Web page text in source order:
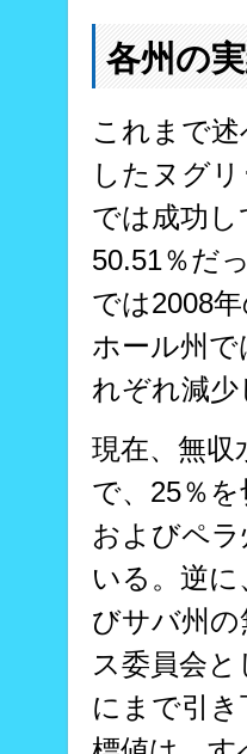
各州の
これまで
したヌグ
では成功
50.51％だ
では2008
ホール州で
れぞれ減少
現在、無収
で、25％
およびペ
いる。逆
びサバ州
ス委員会
にまで引